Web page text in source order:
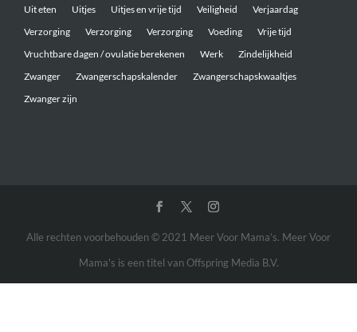
Uit eten
Uitjes Uitjes en vrije tijd Veiligheid
Verjaardag
Verzorging
Verzorging Verzorging Voeding
Vrije tijd
Vruchtbare dagen / ovulatie berekenen
Werk
Zindelijkheid
Zwanger
Zwangerschapskalender
Zwangerschapskwaaltjes
Zwanger zijn
Alle rechten voorbehouden © 2021 Meer Voor Mama’s. Meer Voor
Mama's is een titel van Offspring Media B.V.